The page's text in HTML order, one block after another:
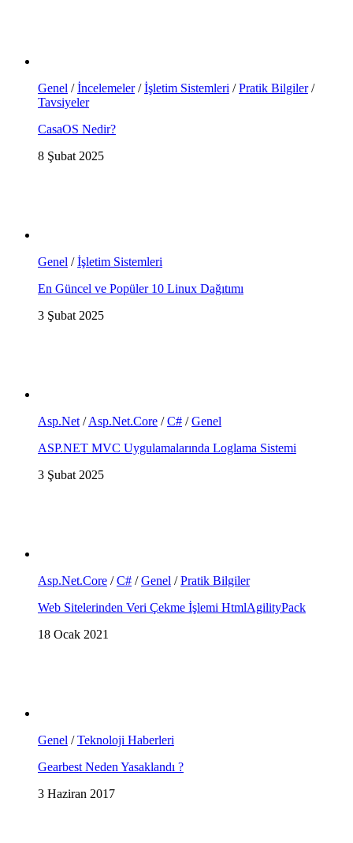
Genel /İncelemeler/İşletim Sistemleri /Pratik Bilgiler/
Tavsiyeler
CasaOS Nedir?
8 Şubat 2025
Genel /İşletim Sistemleri
En Güncel ve Popüler 10 Linux Dağıtımı
3 Şubat 2025
Asp.Net /Asp.Net.Core /C# /Genel
ASP.NET MVC Uygulamalarında Loglama Sistemi
3 Şubat 2025
Asp.Net.Core /C# /Genel /Pratik Bilgiler
Web Sitelerinden Veri Çekme İşlemi HtmlAgilityPack
18 Ocak 2021
Genel /Teknoloji Haberleri
Gearbest Neden Yasaklandı ?
3 Haziran 2017